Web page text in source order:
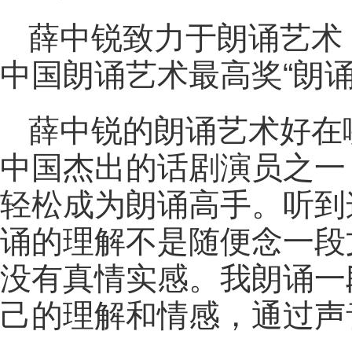
薛中锐致力于朗诵艺
中国朗诵艺术最高奖“朗
薛中锐的朗诵艺术好
中国杰出的话剧演员之
轻松成为朗诵高手。听
诵的理解不是随便念一
没有真情实感。我朗诵
己的理解和情感，通过